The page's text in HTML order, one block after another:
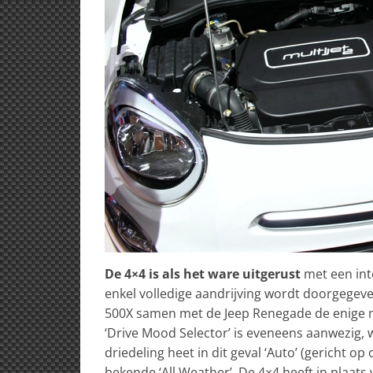
De 4×4 is als het ware uitgerust met een
enkel volledige aandrijving wordt
500X samen met de Jeep Renegade de
‘Drive Mood Selector’ is eveneens
driedeling heet in dit geval ‘Auto’ (gericht op